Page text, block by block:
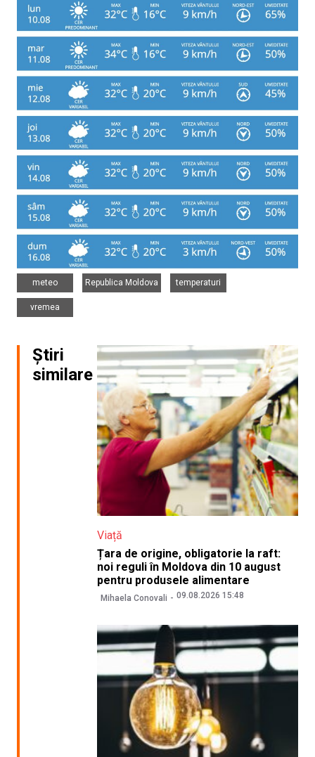
meteo
Republica Moldova
temperaturi
vremea
Știri
similare
Viață
Țara de origine, obligatorie la raft:
noi reguli în Moldova din 10 august
pentru produsele alimentare
Mihaela Conovali 09.08.2026 15:48